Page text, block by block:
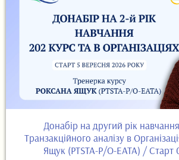
Донабір на другий рік
Транзакційного аналізу в
Ящук (PTSTA-P/O-EATA) /